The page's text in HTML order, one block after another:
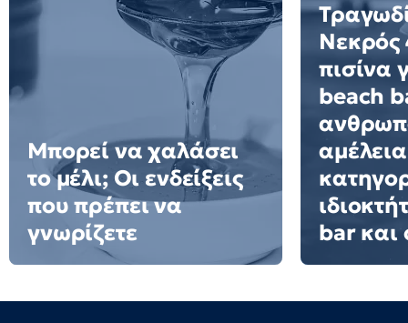
Μπορεί να χαλάσει
το μέλι; Οι ενδείξεις
που πρέπει να
γνωρίζετε
Νεκρός
πισίνα
beach
αμέλεια
bar και